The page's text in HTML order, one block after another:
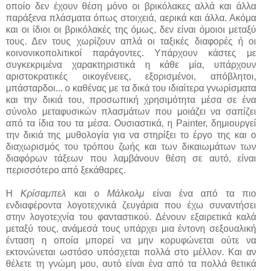
οποίο δεν έχουν θέση μόνο οι βρικόλακες αλλά και άλλα
παράξενα πλάσματα όπως στοιχειά, αερικά και άλλα. Ακόμα
και οι ίδιοι οι βρικόλακές της όμως, δεν είναι όμοιοι μεταξύ
τους. Δεν τους χωρίζουν απλά οι ταξικές διαφορές ή οι
κοινονικοπολιτικοί παράγοντες. Υπάρχουν κάστες με
συγκεκριμένα χαρακτηριστικά η κάθε μία, υπάρχουν
αριστοκρατικές οικογένειες, εξορισμένοι, απόβλητοι,
μπάσταρδοι... ο καθένας με τα δικά του ιδιαίτερα γνωρίσματα
και την δικιά του, προσωπική χρησιμότητα μέσα σε ένα
σύνολο μεταφυσικών πλασμάτων που μοιάζει να σαπίζει
από τα ίδια του τα μέσα. Ουσιαστικά, η Painter, δημιουργεί
την δικιά της μυθολογία για να στηρίξει το έργο της και ο
διαχωρισμός του τρόπου ζωής και των δικαιωμάτων των
διαφόρων τάξεων που λαμβάνουν θέση σε αυτό, είναι
περισσότερο από ξεκάθαρες.
ΗΚρίσαμπελ και οΜάλκολμ είναι ένα από τα πιο
ενδιαφέροντα λογοτεχνικά ζευγάρια που έχω συναντήσει
στην λογοτεχνία του φανταστικού. Δένουν εξαιρετικά καλά
μεταξύ τους, ανάμεσά τους υπάρχει μια έντονη σεξουαλική
ένταση η οποία μπορεί να μην κορυφώνεται ούτε να
εκτονώνεται ωστόσο υπόσχεται πολλά στο μέλλον. Και αν
θέλετε τη γνώμη μου, αυτό είναι ένα από τα πολλά θετικά